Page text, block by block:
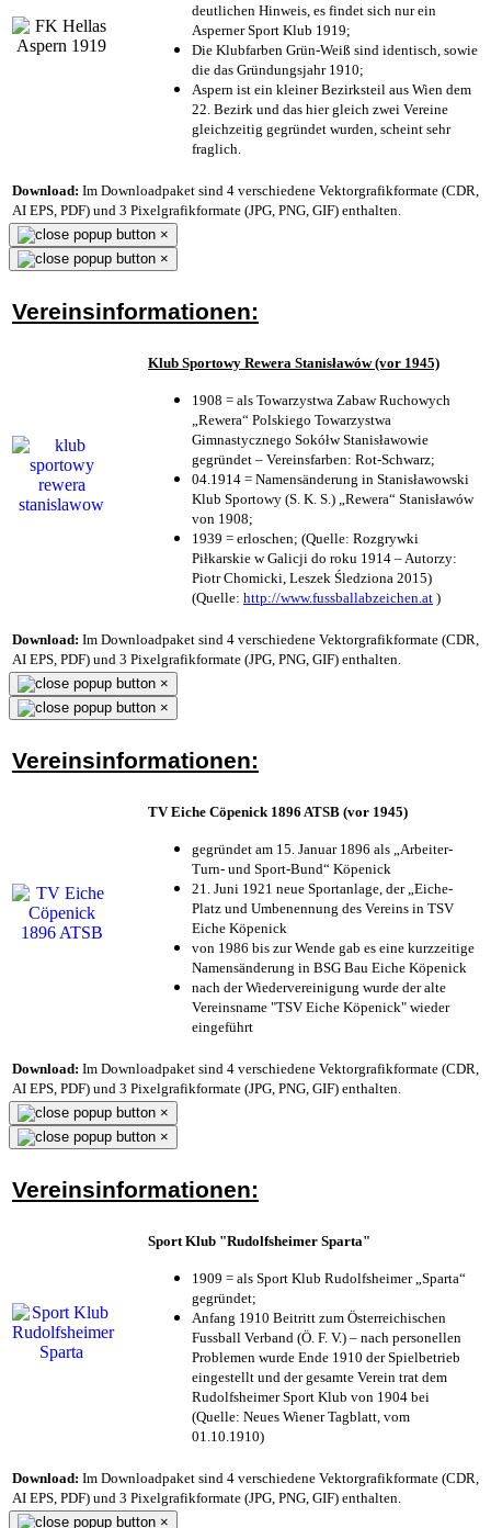
deutlichen Hinweis, es findet sich nur ein
Asperner Sport Klub 1919;
Die Klubfarben Grün-Weiß sind identisch, sowie
die das Gründungsjahr 1910;
Aspern ist ein kleiner Bezirksteil aus Wien dem
22. Bezirk und das hier gleich zwei Vereine
gleichzeitig gegründet wurden, scheint sehr
fraglich.
Download: Im Downloadpaket sind 4 verschiedene Vektorgrafikformate (CDR,
AI EPS, PDF) und 3 Pixelgrafikformate (JPG, PNG, GIF) enthalten.
×
×
Vereinsinformationen:
Klub Sportowy Rewera Stanisławów (vor 1945)
1908 = als Towarzystwa Zabaw Ruchowych
„Rewera“ Polskiego Towarzystwa
Gimnastycznego Sokółw Stanisławowie
gegründet – Vereinsfarben: Rot-Schwarz;
04.1914 = Namensänderung in Stanisławowski
Klub Sportowy (S. K. S.) „Rewera“ Stanisławów
von 1908;
1939 = erloschen; (Quelle: Rozgrywki
Piłkarskie w Galicji do roku 1914 – Autorzy:
Piotr Chomicki, Leszek Śledziona 2015)
(Quelle: http://www.fussballabzeichen.at )
Download: Im Downloadpaket sind 4 verschiedene Vektorgrafikformate (CDR,
AI EPS, PDF) und 3 Pixelgrafikformate (JPG, PNG, GIF) enthalten.
×
×
Vereinsinformationen:
TV Eiche Cöpenick 1896 ATSB (vor 1945)
gegründet am 15. Januar 1896 als „Arbeiter-
Turn- und Sport-Bund“ Köpenick
21. Juni 1921 neue Sportanlage, der „Eiche-
Platz und Umbenennung des Vereins in TSV
Eiche Köpenick
von 1986 bis zur Wende gab es eine kurzzeitige
Namensänderung in BSG Bau Eiche Köpenick
nach der Wiedervereinigung wurde der alte
Vereinsname "TSV Eiche Köpenick" wieder
eingeführt
Download: Im Downloadpaket sind 4 verschiedene Vektorgrafikformate (CDR,
AI EPS, PDF) und 3 Pixelgrafikformate (JPG, PNG, GIF) enthalten.
×
×
Vereinsinformationen:
Sport Klub "Rudolfsheimer Sparta"
1909 = als Sport Klub Rudolfsheimer „Sparta“
gegründet;
Anfang 1910 Beitritt zum Österreichischen
Fussball Verband (Ö. F. V.) – nach personellen
Problemen wurde Ende 1910 der Spielbetrieb
eingestellt und der gesamte Verein trat dem
Rudolfsheimer Sport Klub von 1904 bei
(Quelle: Neues Wiener Tagblatt, vom
01.10.1910)
Download: Im Downloadpaket sind 4 verschiedene Vektorgrafikformate (CDR,
AI EPS, PDF) und 3 Pixelgrafikformate (JPG, PNG, GIF) enthalten.
×